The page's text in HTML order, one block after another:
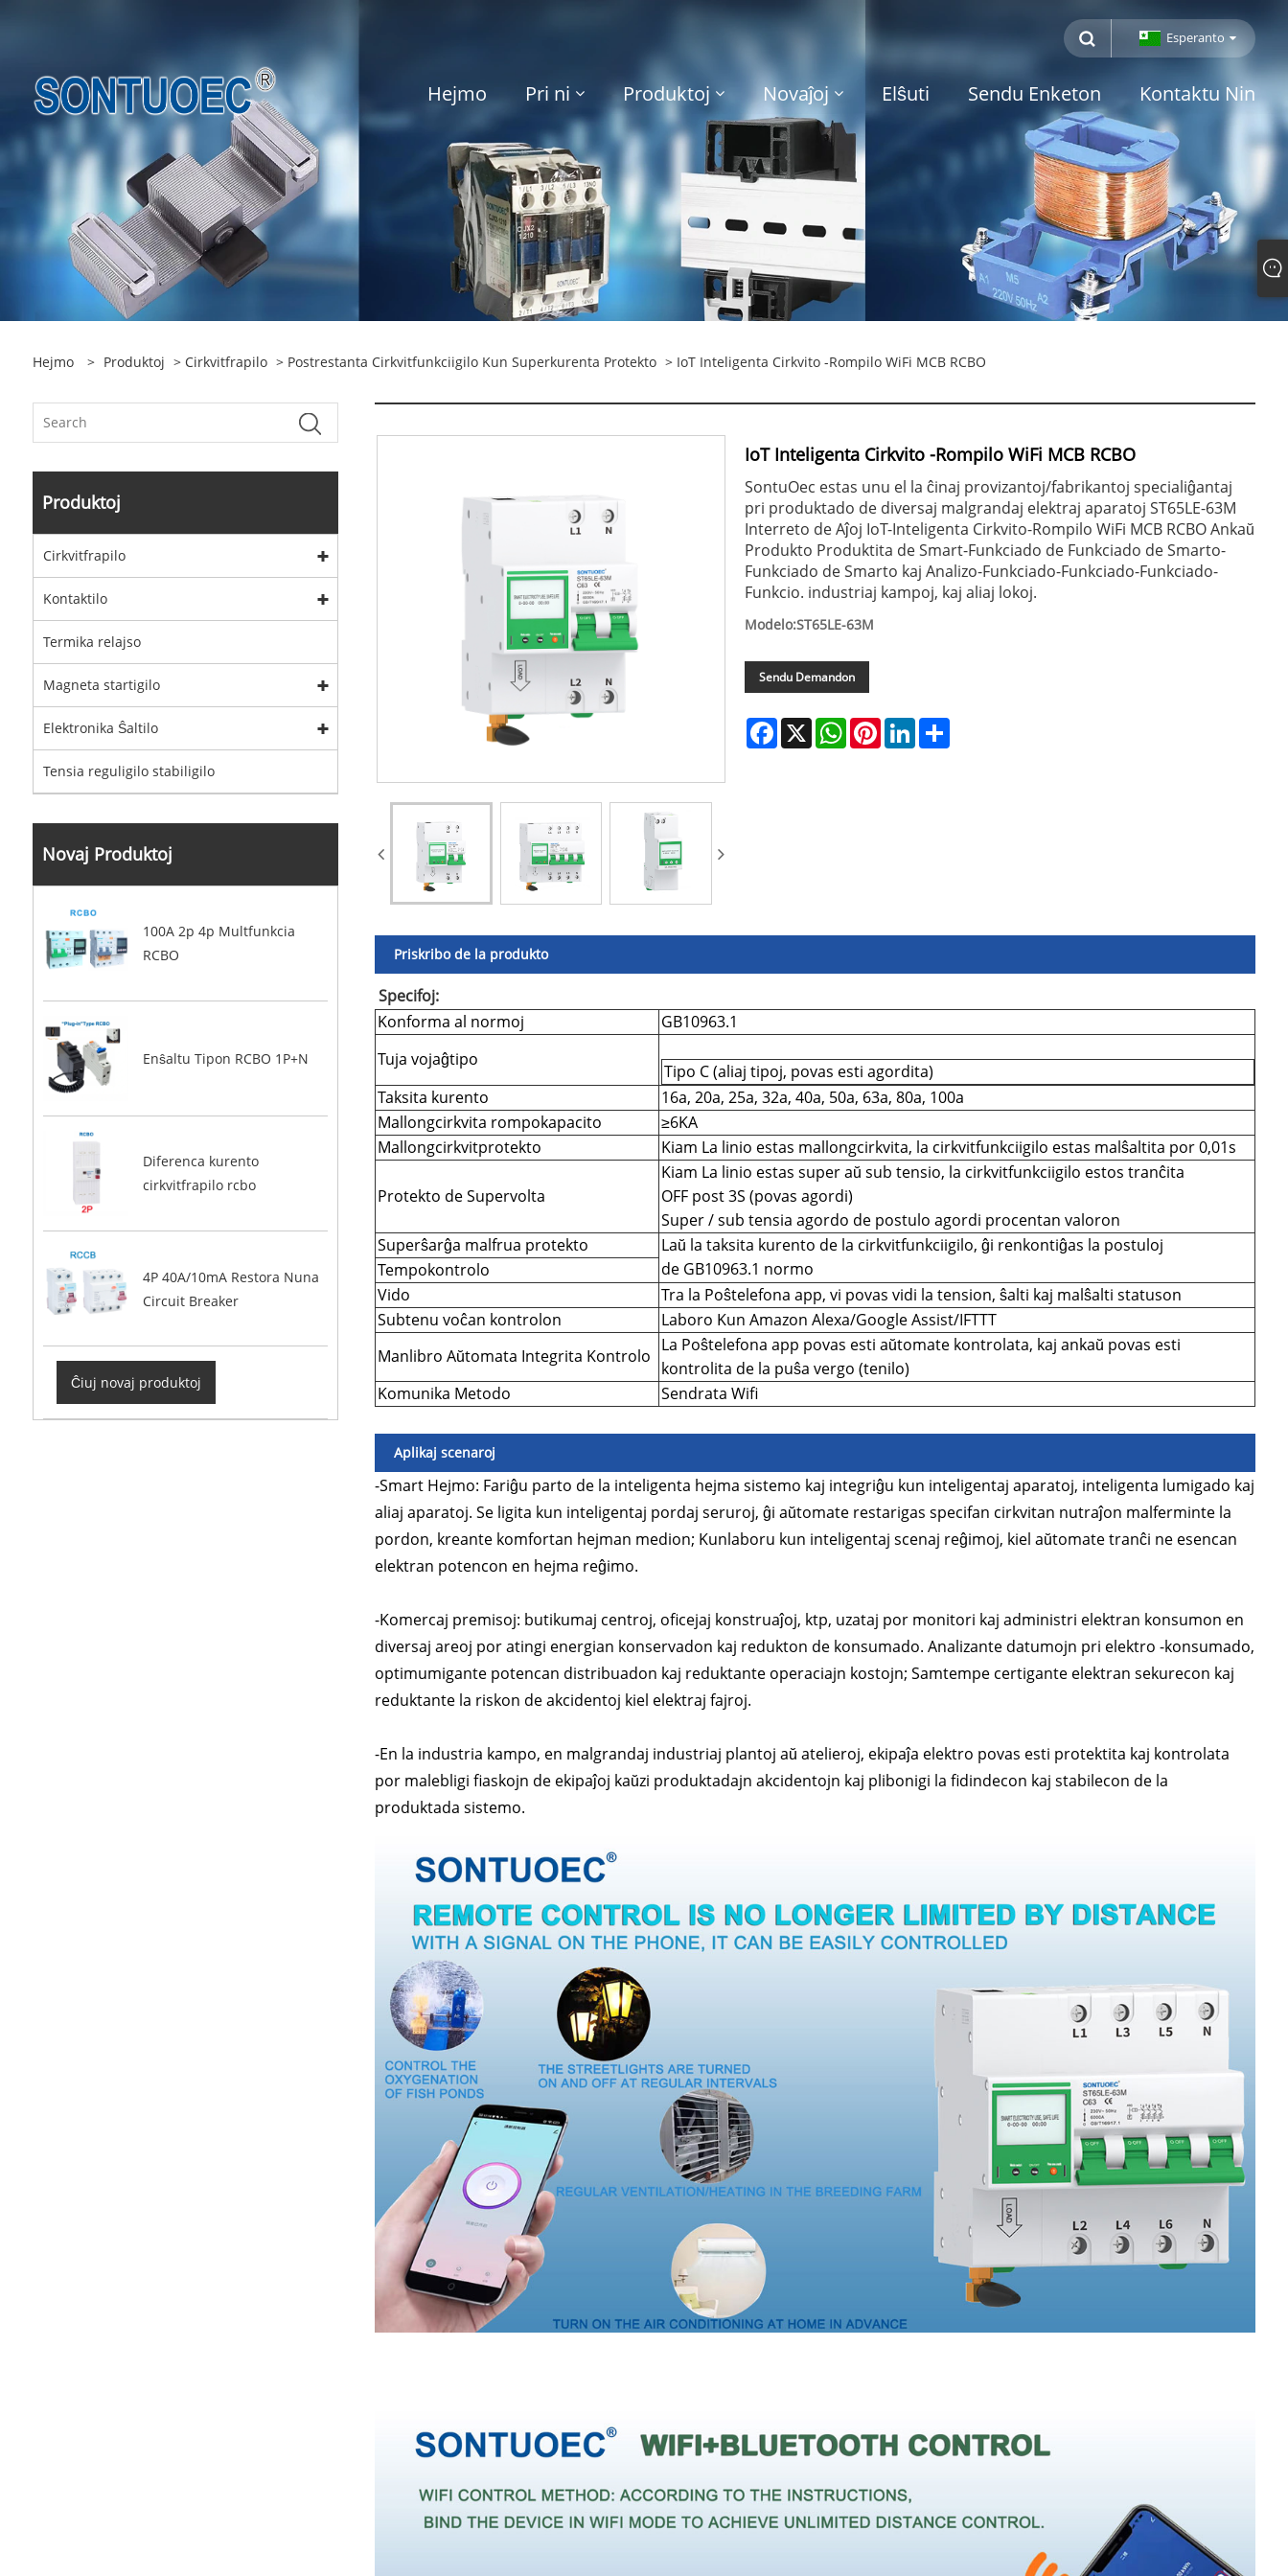
Esperanto
Hejmo Pri ni Produktoj Novaĵoj Elŝuti Sendu Enketon Kontaktu Nin
Hejmo > Produktoj > Cirkvitfrapilo > Postrestanta Cirkvitfunkciigilo Kun Superkurenta Protekto > IoT Inteligenta Cirkvito -Rompilo WiFi MCB RCBO
Produktoj
Cirkvitfrapilo
Kontaktilo
Termika relajso
Magneta startigilo
Elektronika Ŝaltilo
Tensia reguligilo stabiligilo
Novaj Produktoj
100A 2p 4p Multfunkcia
RCBO
Enŝaltu Tipon RCBO 1P+N
Diferenca kurento
cirkvitfrapilo rcbo
4P 40A/10mA Restora Nuna
Circuit Breaker
Ĉiuj novaj produktoj
IoT Inteligenta Cirkvito -Rompilo WiFi MCB RCBO
SontuOec estas unu el la ĉinaj provizantoj/fabrikantoj specialiĝantaj
pri produktado de diversaj malgrandaj elektraj aparatoj ST65LE-63M
Interreto de Aĵoj IoT-Inteligenta Cirkvito-Rompilo WiFi MCB RCBO Ankaŭ
Produkto Produktita de Smart-Funkciado de Funkciado de Smarto-
Funkciado de Smarto kaj Analizo-Funkciado-Funkciado-Funkciado-
Funkcio. industriaj kampoj, kaj aliaj lokoj.
Modelo:ST65LE-63M
Sendu Demandon
Facebook
X WhatsApp
PinterestLinkedIn
Priskribo de la produkto
Specifoj:
Konforma al normoj
GB10963.1
Tuja vojaĝtipo
Tipo C (aliaj tipoj, povas esti agordita)
Taksita kurento
16a, 20a, 25a, 32a, 40a, 50a, 63a, 80a, 100a
Mallongcirkvita rompokapacito
≥6KA
Mallongcirkvitprotekto
Kiam La linio estas mallongcirkvita, la cirkvitfunkciigilo estas malŝaltita por 0,01s
Protekto de Supervolta
Kiam La linio estas super aŭ sub tensio, la cirkvitfunkciigilo estos tranĉita
OFF post 3S (povas agordi)
Super / sub tensia agordo de postulo agordi procentan valoron
Superŝarĝa malfrua protekto
Laŭ la taksita kurento de la cirkvitfunkciigilo, ĝi renkontiĝas la postuloj
de GB10963.1 normo
Tempokontrolo
Vido
Tra la Poŝtelefona app, vi povas vidi la tension, ŝalti kaj malŝalti statuson
Subtenu voĉan kontrolon
Laboro Kun Amazon Alexa/Google Assist/IFTTT
Manlibro Aŭtomata Integrita Kontrolo
La Poŝtelefona app povas esti aŭtomate kontrolata, kaj ankaŭ povas esti
kontrolita de la puŝa vergo (tenilo)
Komunika Metodo
Sendrata Wifi
Aplikaj scenaroj
-Smart Hejmo: Fariĝu parto de la inteligenta hejma sistemo kaj integriĝu kun inteligentaj aparatoj, inteligenta lumigado kaj
aliaj aparatoj. Se ligita kun inteligentaj pordaj seruroj, ĝi aŭtomate restarigas specifan cirkvitan nutraĵon malferminte la
pordon, kreante komfortan hejman medion; Kunlaboru kun inteligentaj scenaj reĝimoj, kiel aŭtomate tranĉi ne esencan
elektran potencon en hejma reĝimo.
-Komercaj premisoj: butikumaj centroj, oficejaj konstruaĵoj, ktp, uzataj por monitori kaj administri elektran konsumon en
diversaj areoj por atingi energian konservadon kaj redukton de konsumado. Analizante datumojn pri elektro -konsumado,
optimumigante potencan distribuadon kaj reduktante operaciajn kostojn; Samtempe certigante elektran sekurecon kaj
reduktante la riskon de akcidentoj kiel elektraj fajroj.
-En la industria kampo, en malgrandaj industriaj plantoj aŭ atelieroj, ekipaĵa elektro povas esti protektita kaj kontrolata
por malebligi fiaskojn de ekipaĵoj kaŭzi produktadajn akcidentojn kaj plibonigi la fidindecon kaj stabilecon de la
produktada sistemo.